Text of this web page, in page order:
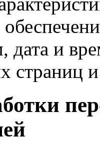
дата и
страниц